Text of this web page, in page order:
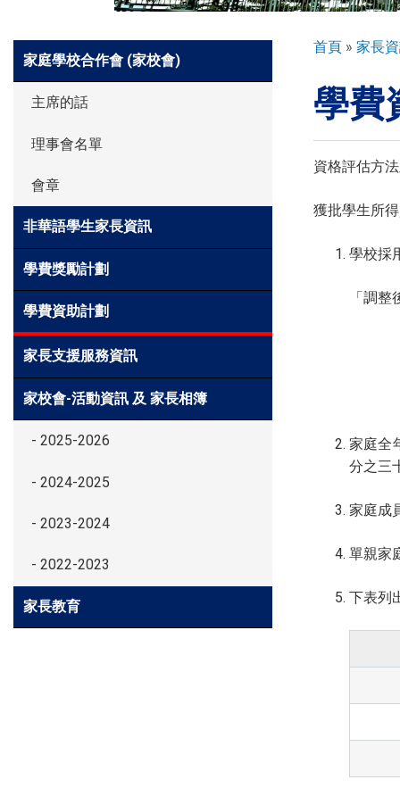
環球探索
入學申請
學生表現
家長資訊
Side
Meun
家庭學校合作會 (家校會)
主席的話
理事會名單
會章
非華語學生家長資訊
學費獎勵計劃
學費資助計劃
家長支援服務資訊
家校會-活動資訊 及 家長相簿
- 2025-2026
- 2024-2025
- 2023-2024
- 2022-2023
家長教育
導
連
結
首頁 家長
學費
資格評估方
獲批學生所
學校採
「調
家庭全
分之三
家庭成
單親家
下表列